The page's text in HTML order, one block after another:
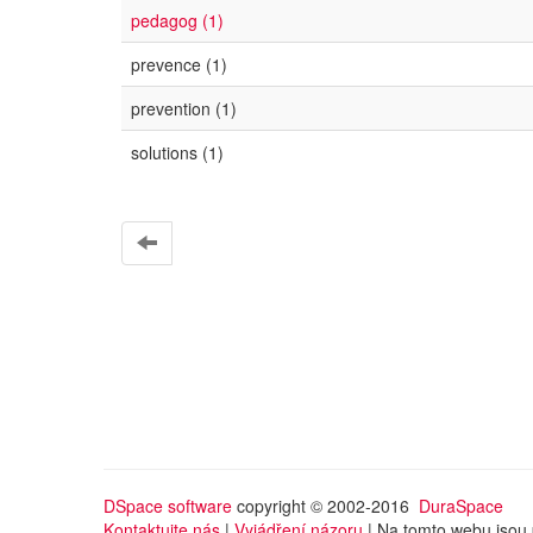
pedagog (1)
prevence (1)
prevention (1)
solutions (1)
DSpace software copyright © 2002-2016 DuraSpace